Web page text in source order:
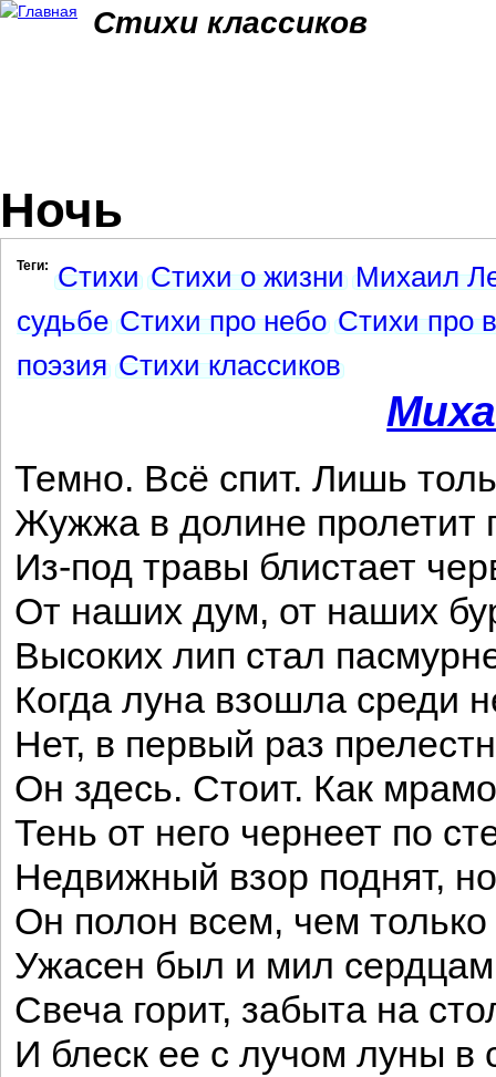
Стихи классиков
Ночь
Теги: Стихи Стихи о жизни Михаил
судьбе Стихи про небо Стихи про
поэзия Стихи классиков
Темно. Всё спит. Лишь
Жужжа в долине пролетит
Из-под травы блистает
От наших дум, от наших
Высоких лип стал
Когда луна взошла среди
Нет, в первый раз
Он здесь. Стоит. Как
Тень от него чернеет по
Недвижный взор поднят,
Он полон всем, чем только
Ужасен был и мил
Свеча горит, забыта на
И блеск ее с лучом луны в